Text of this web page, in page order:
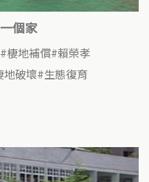
個家
棲地補償 賴榮孝
地破壞 生態復育